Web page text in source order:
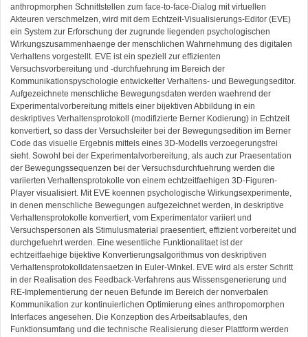
anthropmorphen Schnittstellen zum face-to-face-Dialog mit virtuellen
Akteuren verschmelzen, wird mit dem Echtzeit-Visualisierungs-Editor (EVE)
ein System zur Erforschung der zugrunde liegenden psychologischen
Wirkungszusammenhaenge der menschlichen Wahrnehmung des digitalen
Verhaltens vorgestellt. EVE ist ein speziell zur effizienten
Versuchsvorbereitung und -durchfuehrung im Bereich der
Kommunikationspyschologie entwickelter Verhaltens- und Bewegungseditor.
Aufgezeichnete menschliche Bewegungsdaten werden waehrend der
Experimentalvorbereitung mittels einer bijektiven Abbildung in ein
deskriptives Verhaltensprotokoll (modifizierte Berner Kodierung) in Echtzeit
konvertiert, so dass der Versuchsleiter bei der Bewegungsedition im Berner
Code das visuelle Ergebnis mittels eines 3D-Modells verzoegerungsfrei
sieht. Sowohl bei der Experimentalvorbereitung, als auch zur Praesentation
der Bewegungssequenzen bei der Versuchsdurchfuehrung werden die
variierten Verhaltensprotokolle von einem echtzeitfaehigen 3D-Figuren-
Player visualisiert. Mit EVE koennen psychologische Wirkungsexperimente,
in denen menschliche Bewegungen aufgezeichnet werden, in deskriptive
Verhaltensprotokolle konvertiert, vom Experimentator variiert und
Versuchspersonen als Stimulusmaterial praesentiert, effizient vorbereitet und
durchgefuehrt werden. Eine wesentliche Funktionalitaet ist der
echtzeitfaehige bijektive Konvertierungsalgorithmus von deskriptiven
Verhaltensprotokolldatensaetzen in Euler-Winkel. EVE wird als erster Schritt
in der Realisation des Feedback-Verfahrens aus Wissensgenerierung und
RE-Implementierung der neuen Befunde im Bereich der nonverbalen
Kommunikation zur kontinuierlichen Optimierung eines anthropomorphen
Interfaces angesehen. Die Konzeption des Arbeitsablaufes, den
Funktionsumfang und die technische Realisierung dieser Plattform werden